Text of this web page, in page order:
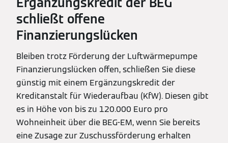
schließt offene
Finanzierungslücken
Bleiben trotz Förderung der Luftwärmepumpe
Finanzierungslücken offen, schließen Sie diese
günstig mit einem Ergänzungskredit der
Kreditanstalt für Wiederaufbau (KfW). Diesen gibt
es in Höhe von bis zu 120.000 Euro pro
Wohneinheit über die BEG-EM, wenn Sie bereits
eine Zusage zur Zuschussförderung erhalten